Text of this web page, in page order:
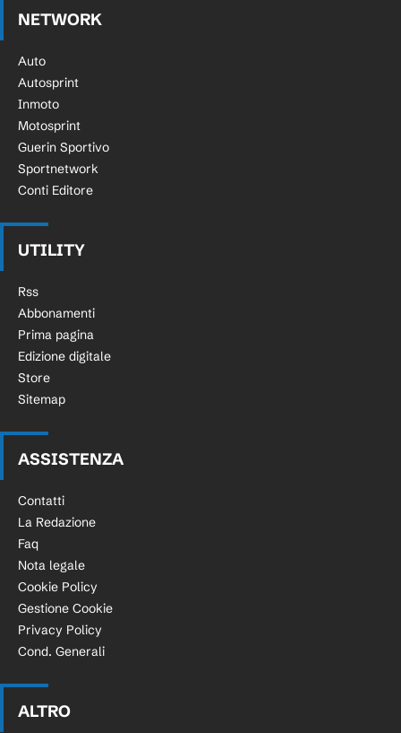
NETWORK
Auto
Autosprint
Inmoto
Motosprint
Guerin Sportivo
Sportnetwork
Conti Editore
UTILITY
Rss
Abbonamenti
Prima pagina
Edizione digitale
Store
Sitemap
ASSISTENZA
Contatti
La Redazione
Faq
Nota legale
Cookie Policy
Gestione Cookie
Privacy Policy
Cond. Generali
ALTRO